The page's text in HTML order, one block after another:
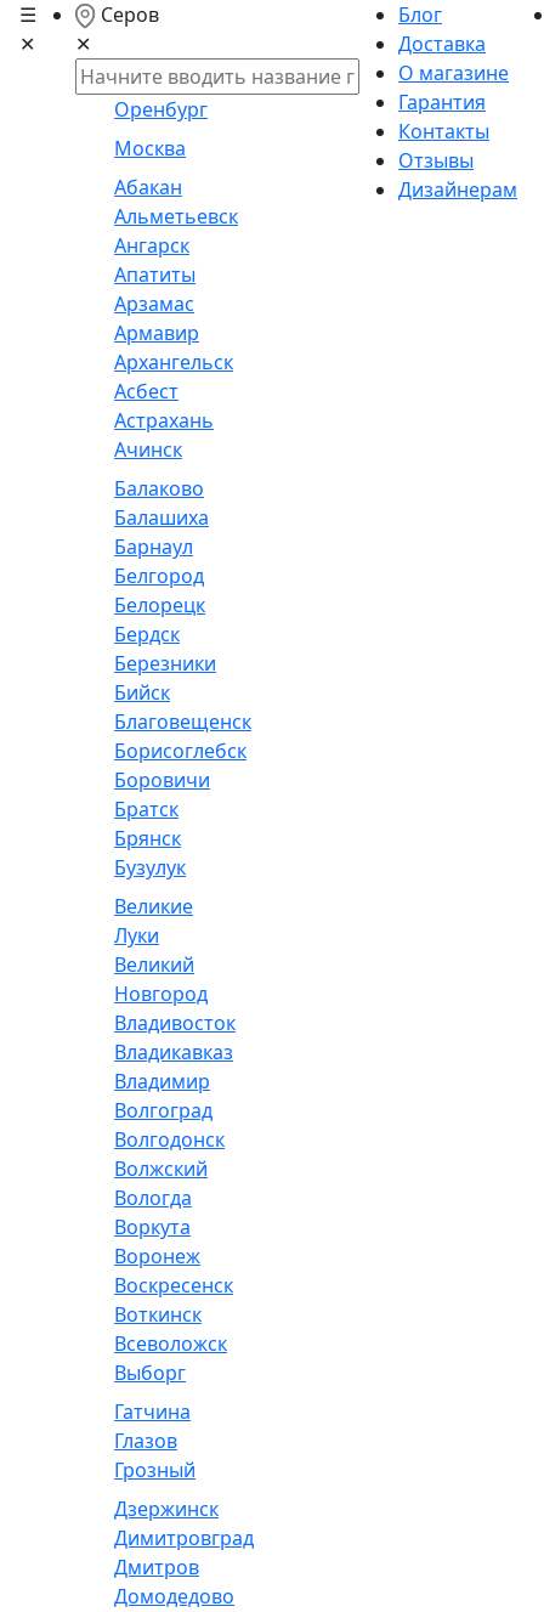
☰
✕
Серов
✕
Оренбург
Москва
Абакан
Альметьевск
Ангарск
Апатиты
Арзамас
Армавир
Архангельск
Асбест
Астрахань
Ачинск
Балаково
Балашиха
Барнаул
Белгород
Белорецк
Бердск
Березники
Бийск
Благовещенск
Борисоглебск
Боровичи
Братск
Брянск
Бузулук
Великие
Луки
Великий
Новгород
Владивосток
Владикавказ
Владимир
Волгоград
Волгодонск
Волжский
Вологда
Воркута
Воронеж
Воскресенск
Воткинск
Всеволожск
Выборг
Гатчина
Глазов
Грозный
Дзержинск
Димитровград
Дмитров
Домодедово
Блог
Доставка
О магазине
Гарантия
Контакты
Отзывы
Дизайнерам